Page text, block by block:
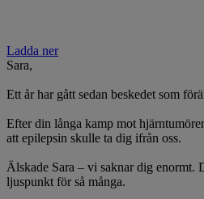
Ladda ner
Sara,
Ett år har gått sedan beskedet som
Efter din långa kamp mot
att epilepsin skulle ta dig ifrån oss.
Älskade Sara – vi saknar dig enormt.
ljuspunkt för så många.